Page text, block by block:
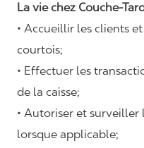
La vie chez Couche-
• Accueillir les clients
courtois;
• Effectuer les
de la caisse;
• Autoriser et surveiller
lorsque applicable;